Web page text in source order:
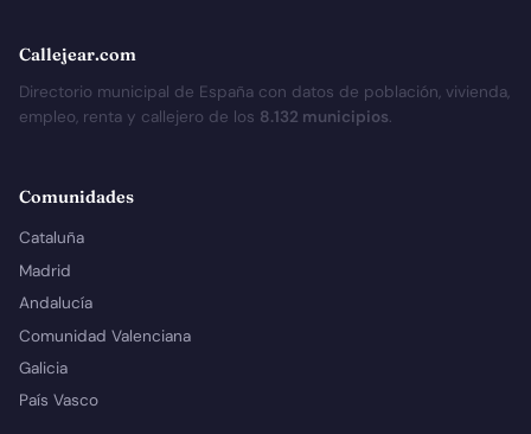
Callejear.com
Directorio municipal de España con datos de población, vivienda,
empleo, renta y callejero de los 8.132 municipios.
Comunidades
Cataluña
Madrid
Andalucía
Comunidad Valenciana
Galicia
País Vasco